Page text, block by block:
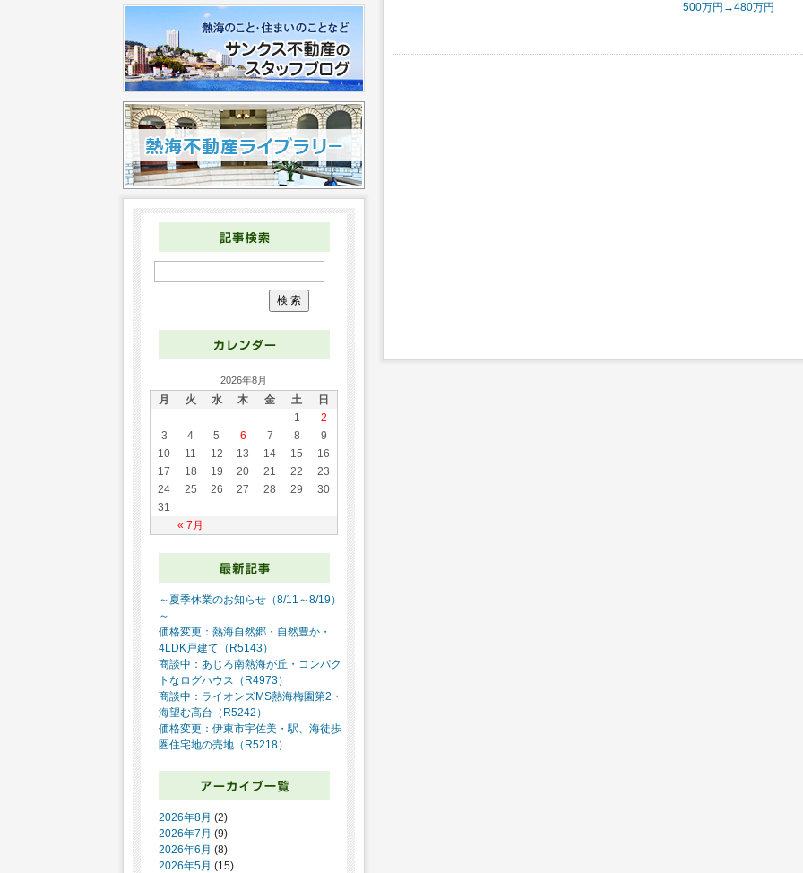
500万円→480万円
2026年8月
月 火 水 木 金 土 日
« 7月
1
2
3
4 5 6 7 8
9
10
11 12 13 14 15
16
17
18 19 20 21 22
23
24
25 26 27 28 29
30
31
～夏季休業のお知らせ（8/11～8/19）
～
価格変更：熱海自然郷・自然豊か・
4LDK戸建て（R5143）
商談中：あじろ南熱海が丘・コンパク
トなログハウス（R4973）
商談中：ライオンズMS熱海梅園第2・
海望む高台（R5242）
価格変更：伊東市宇佐美・駅、海徒歩
圏住宅地の売地（R5218）
2026年8月 (2)
2026年7月 (9)
2026年6月 (8)
2026年5月 (15)